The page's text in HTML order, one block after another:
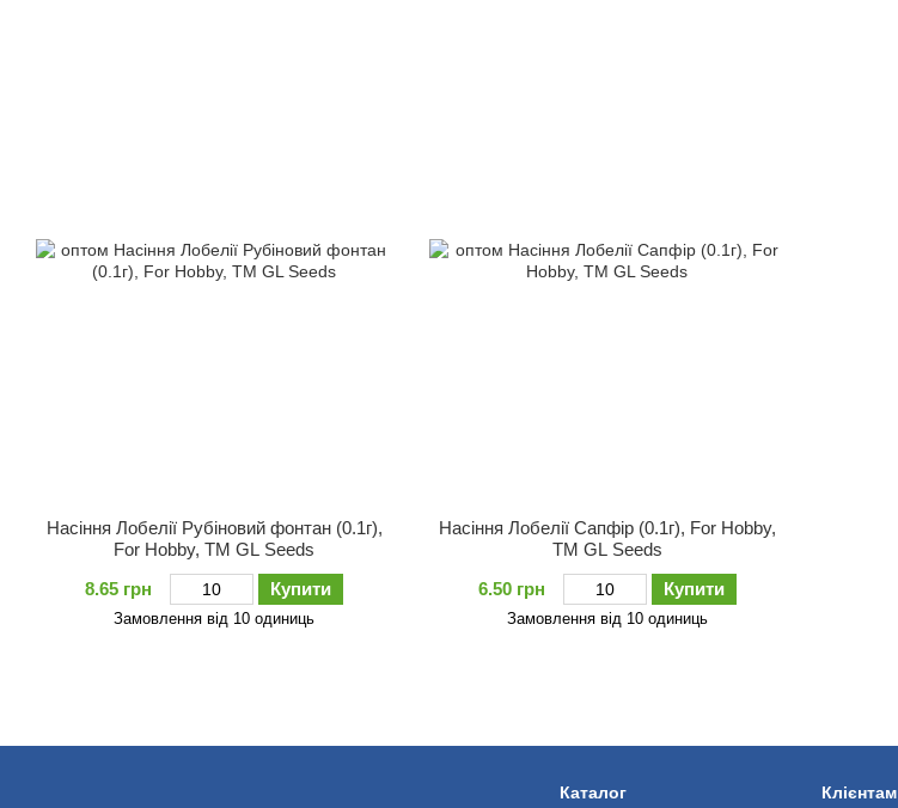
Насіння Лобелiї Рубiновий фонтан (0.1г),
For Hobby, TM GL Seeds
8.65 грн
Купити
Замовлення від 10 одиниць
Насіння Лобелiї Сапфiр (0.1г), For Hobby,
TM GL Seeds
6.50 грн
Купити
Замовлення від 10 одиниць
Каталог Клієнтам